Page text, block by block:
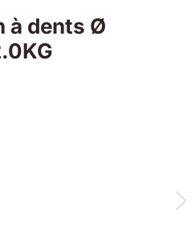
à dents Ø